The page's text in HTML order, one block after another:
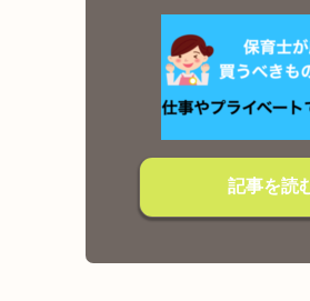
記事を読